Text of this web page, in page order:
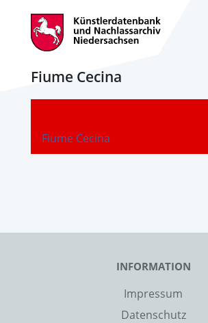
Fiume Cecina
Fiume Cecina
INFORMATION
Impressum
Datenschutz